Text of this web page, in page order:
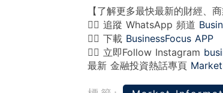
【了解更多最快最新的財經、
👉🏻 追蹤 WhatsApp 頻道
👉🏻 下載 BusinessFocus APP
👉🏻 立即Follow Instagram
最新 金融投資熱話專頁